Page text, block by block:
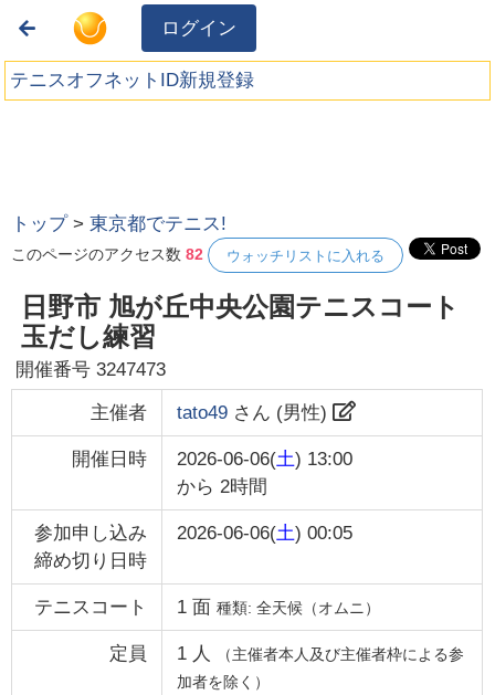
ログイン
テニスオフネットID新規登録
トップ >東京都でテニス!
このページのアクセス数82 ウォッチリストに入れる
日野市 旭が丘中央公園テニスコート
玉だし練習
開催番号3247473
主催者 tato49さん (男性)
開催日時 2026-06-06(土) 13:00
から 2時間
参加申し込み
締め切り日時
2026-06-06(土) 00:05
テニスコート 1面 種類: 全天候（オムニ）
定員 1 人
（主催者本人及び主催者枠による参
加者を除く）